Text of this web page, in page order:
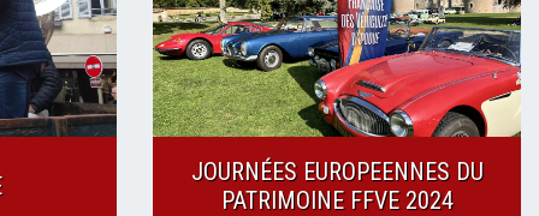
JOURNÉES EUROPEENNES DU
PATRIMOINE FFVE 2024